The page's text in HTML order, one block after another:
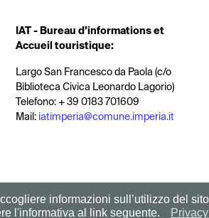
informazioni sull’utilizzo del
l'informativa al link seguente.
Privacy
IAT - Bureau d’informations et
Accueil touristique:
Largo San Francesco da Paola (c/o
Biblioteca Civica Leonardo Lagorio)
Telefono: + 39 0183 701609
Mail: iatimperia@comune.imperia.it